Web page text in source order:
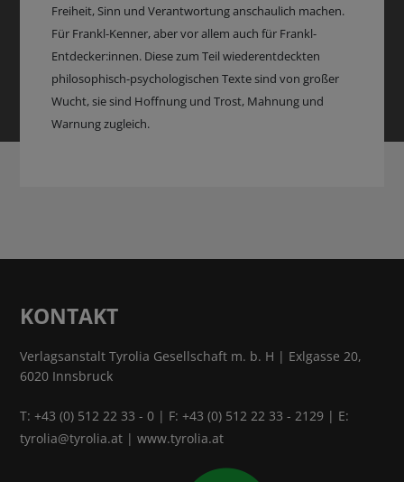
Freiheit, Sinn und Verantwortung anschaulich machen.
Für Frankl-Kenner, aber vor allem auch für Frankl-
Entdecker:innen. Diese zum Teil wiederentdeckten
philosophisch-psychologischen Texte sind von großer
Wucht, sie sind Hoffnung und Trost, Mahnung und
Warnung zugleich.
KONTAKT
Verlagsanstalt Tyrolia Gesellschaft m. b. H | Exlgasse 20,
6020 Innsbruck
T:+43 (0) 512 22 33 - 0 | F: +43 (0) 512 22 33 - 2129 | E:
tyrolia@tyrolia.at |www.tyrolia.at